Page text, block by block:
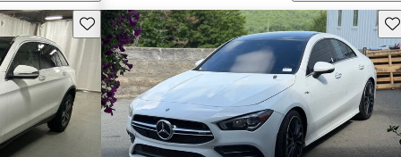
Guarda este Aviso